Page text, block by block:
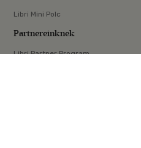
×
Libri Mini Polc
Partnereinknek
Libri Partner Program